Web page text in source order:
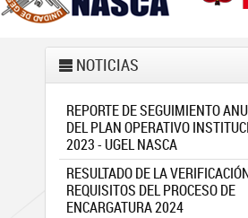
NOTICIAS
REPORTE DE SEGUIMIENTO
DEL PLAN OPERATIVO
2023 - UGEL NASCA
RESULTADO DE LA
REQUISITOS DEL PROCESO DE
ENCARGATURA 2024